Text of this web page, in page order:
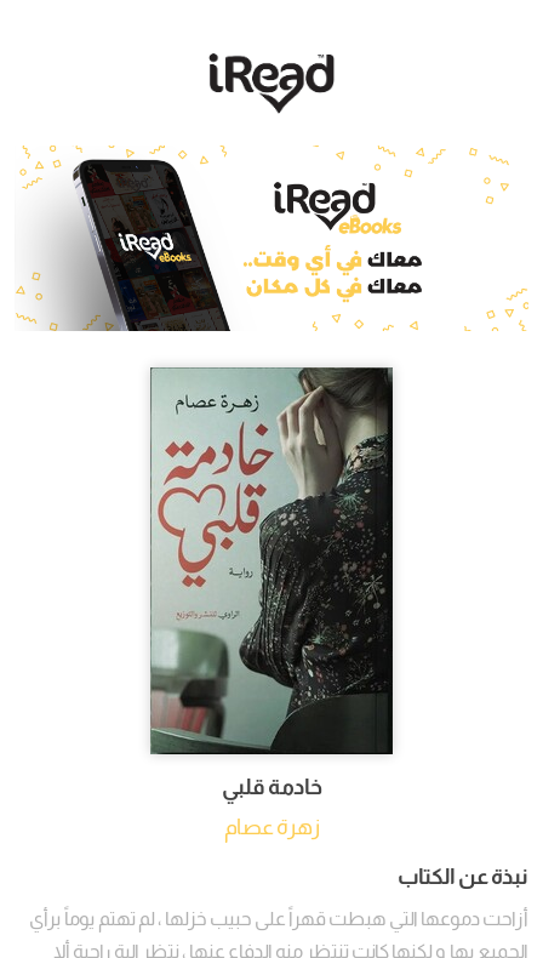
خادمة قلبي
زهرة عصام
نبذة عن الكتاب
أزاحت دموعها التي هبطت قهراً على حبيب خزلها ، لم تهتم يوماً برأي
الجميع بها و لكنها كانت تنتظر منه الدفاع عنها ، نتظر إلية راجية ألا